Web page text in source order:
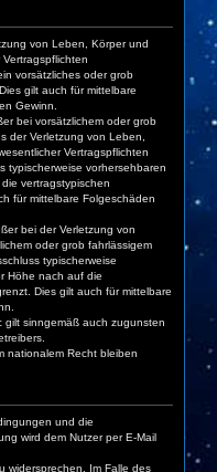
von Leben, Körper und
vorsätzliches oder grob
gilt auch für mittelbare
Gewinn.
bei vorsätzlichem oder grob
der Verletzung von Leben,
Vertragspflichten
typischerweise vorhersehbaren
vertragstypischen
für mittelbare Folgeschäden
bei der Verletzung von
oder grob fahrlässigem
typischerweise
Höhe nach auf die
Dies gilt auch für mittelbare
gilt sinngemäß auch zugunsten
nationalem Recht bleiben
und die
wird dem Nutzer per E-Mail
widersprechen. Im Falle des